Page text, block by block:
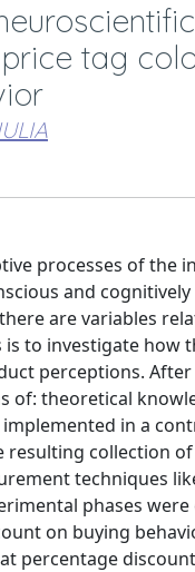
tag
processes of the
and
are variables
to investigate
perceptions.
of: theoretical
in a
collection
techniques
phases
on buying
percentage